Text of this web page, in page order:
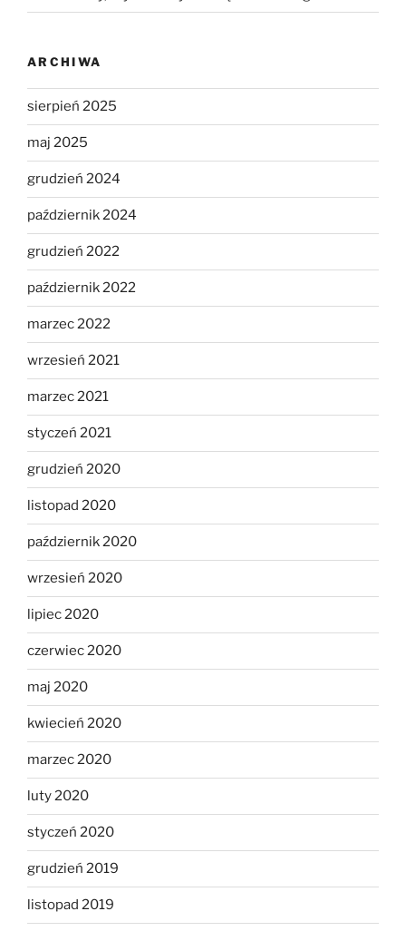
ARCHIWA
sierpień 2025
maj 2025
grudzień 2024
październik 2024
grudzień 2022
październik 2022
marzec 2022
wrzesień 2021
marzec 2021
styczeń 2021
grudzień 2020
listopad 2020
październik 2020
wrzesień 2020
lipiec 2020
czerwiec 2020
maj 2020
kwiecień 2020
marzec 2020
luty 2020
styczeń 2020
grudzień 2019
listopad 2019